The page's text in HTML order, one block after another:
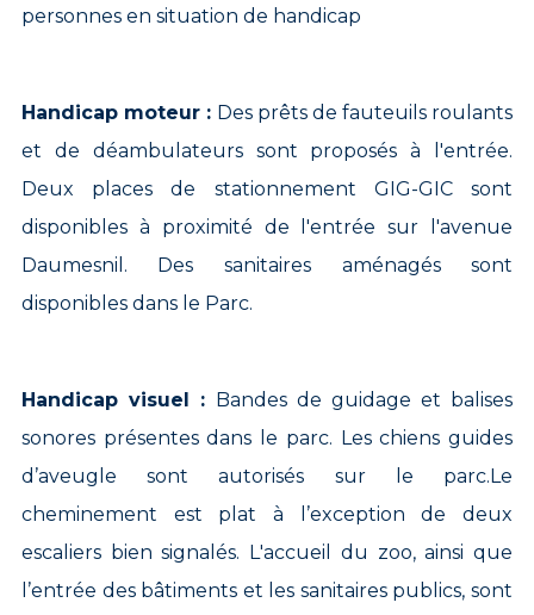
personnes en situation de handicap
Handicap moteur : Des prêts de fauteuils roulants
et de déambulateurs sont proposés à l'entrée.
Deux places de stationnement GIG-GIC sont
disponibles à proximité de l'entrée sur l'avenue
Daumesnil. Des sanitaires aménagés sont
disponibles dans le Parc.
Handicap visuel : Bandes de guidage et balises
sonores présentes dans le parc. Les chiens guides
d’aveugle sont autorisés sur le parc.Le
cheminement est plat à l’exception de deux
escaliers bien signalés. L'accueil du zoo, ainsi que
l’entrée des bâtiments et les sanitaires publics, sont